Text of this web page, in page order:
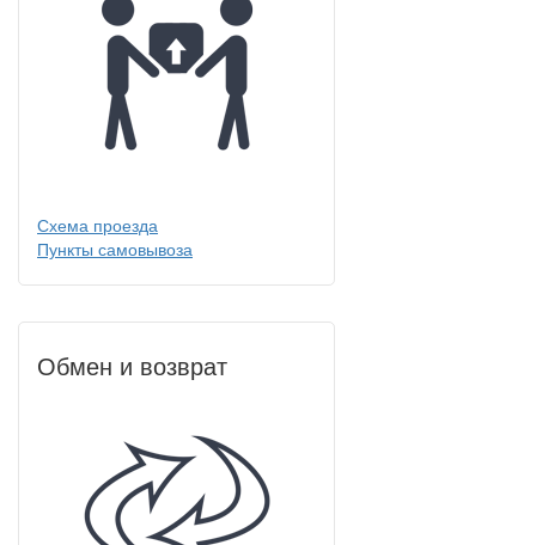
Схема проезда
Пункты самовывоза
Обмен и возврат